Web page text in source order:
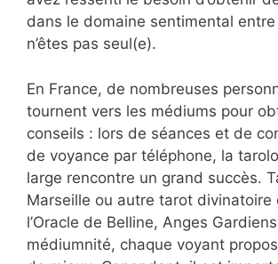
dans le domaine sentimental
n’êtes pas seul(e).
En France, de nombreuses
tournent vers les médiums pour
conseils : lors de séances et de
de voyance par téléphone, la
large rencontre un grand succès.
Marseille ou autre tarot divinatoire
l’Oracle de Belline, Anges
médiumnité, chaque voyant